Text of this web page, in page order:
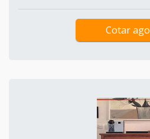
Cotar